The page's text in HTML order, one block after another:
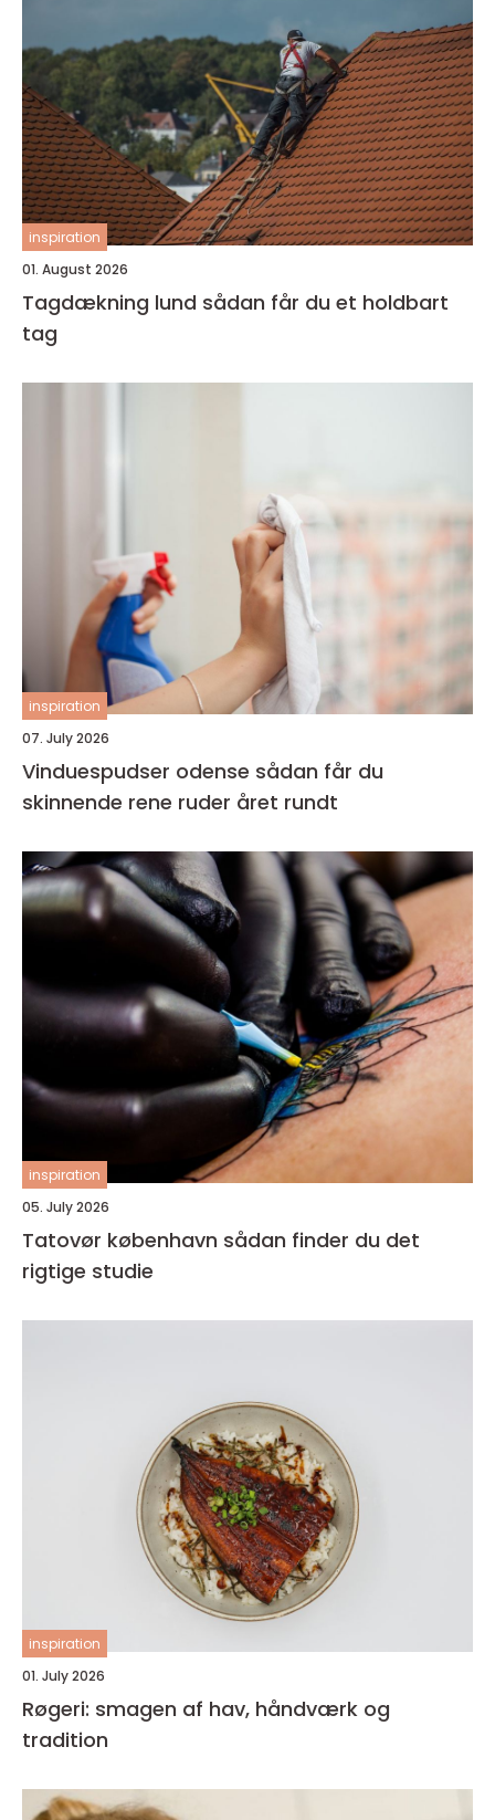
inspiration
01. August 2026
Tagdækning lund sådan får du et holdbart
tag
inspiration
07. July 2026
Vinduespudser odense sådan får du
skinnende rene ruder året rundt
inspiration
05. July 2026
Tatovør københavn sådan finder du det
rigtige studie
inspiration
01. July 2026
Røgeri: smagen af hav, håndværk og
tradition